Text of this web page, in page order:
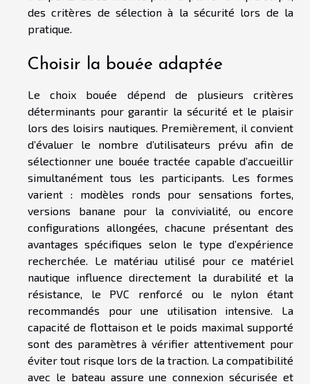
des critères de sélection à la sécurité lors de la
pratique.
Choisir la bouée adaptée
Le choix bouée dépend de plusieurs critères
déterminants pour garantir la sécurité et le plaisir
lors des loisirs nautiques. Premièrement, il convient
d’évaluer le nombre d’utilisateurs prévu afin de
sélectionner une bouée tractée capable d’accueillir
simultanément tous les participants. Les formes
varient : modèles ronds pour sensations fortes,
versions banane pour la convivialité, ou encore
configurations allongées, chacune présentant des
avantages spécifiques selon le type d’expérience
recherchée. Le matériau utilisé pour ce matériel
nautique influence directement la durabilité et la
résistance, le PVC renforcé ou le nylon étant
recommandés pour une utilisation intensive. La
capacité de flottaison et le poids maximal supporté
sont des paramètres à vérifier attentivement pour
éviter tout risque lors de la traction. La compatibilité
avec le bateau assure une connexion sécurisée et